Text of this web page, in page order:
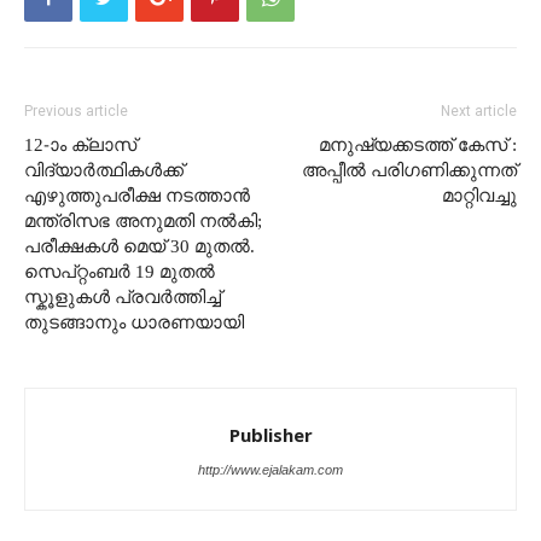
Previous article
12-ാം ക്ലാസ്
വിദ്യാർത്ഥികൾക്ക്
എഴുത്തുപരീക്ഷ നടത്താൻ
മന്ത്രിസഭ അനുമതി നൽകി;
പരീക്ഷകൾ മെയ് 30 മുതൽ.
സെപ്റ്റംബർ 19 മുതൽ
സ്കൂളുകൾ പ്രവർത്തിച്ച്
തുടങ്ങാനും ധാരണയായി
Next article
മനുഷ്യക്കടത്ത് കേസ് :
അപ്പീൽ പരിഗണിക്കുന്നത്
മാറ്റിവച്ചു
Publisher
http://www.ejalakam.com